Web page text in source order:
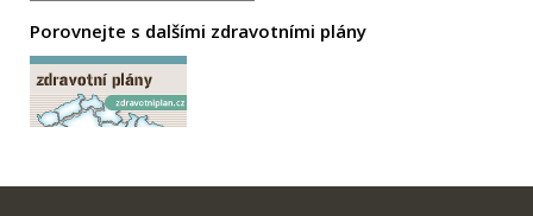
Porovnejte s dalšími zdravotními plány